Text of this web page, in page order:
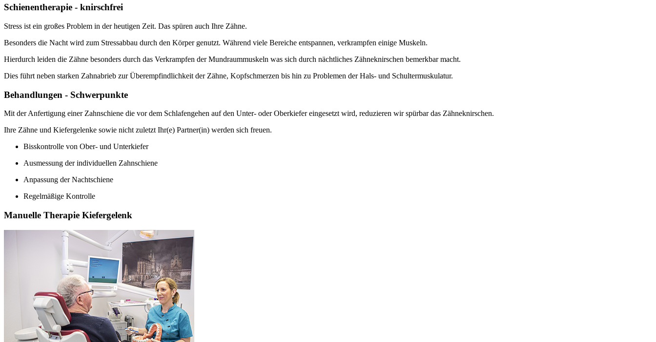
Schienentherapie - knirschfrei
Stress ist ein großes Problem in der heutigen Zeit. Das spüren auch Ihre Zähne.
Besonders die Nacht wird zum Stressabbau durch den Körper genutzt. Während viele Bereiche entspannen, verkrampfen einige Muskeln.
Hierdurch leiden die Zähne besonders durch das Verkrampfen der Mundraummuskeln was sich durch nächtliches Zähneknirschen bemerkbar macht.
Dies führt neben starken Zahnabrieb zur Überempfindlichkeit der Zähne, Kopfschmerzen bis hin zu Problemen der Hals- und Schultermuskulatur.
Behandlungen - Schwerpunkte
Mit der Anfertigung einer Zahnschiene die vor dem Schlafengehen auf den Unter- oder Oberkiefer eingesetzt wird, reduzieren wir spürbar das Zähneknirschen.
Ihre Zähne und Kiefergelenke sowie nicht zuletzt Ihr(e) Partner(in) werden sich freuen.
Bisskontrolle von Ober- und Unterkiefer
Ausmessung der individuellen Zahnschiene
Anpassung der Nachtschiene
Regelmäßige Kontrolle
Manuelle Therapie Kiefergelenk